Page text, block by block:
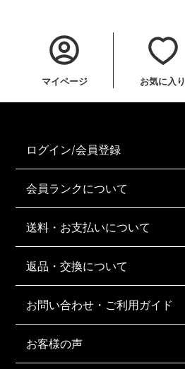
マイページ お気に入り
ログイン/会員登録
会員ランクについて
送料・お支払いについて
返品・交換について
お問い合わせ・ご利用ガイド
お客様の声